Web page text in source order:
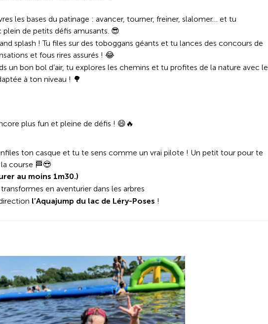
les bases du patinage : avancer, tourner, freiner, slalomer… et tu
de petits défis amusants. 😎
splash ! Tu files sur des toboggans géants et tu lances des concours de
et fous rires assurés ! 😂
un bon bol d’air, tu explores les chemins et tu profites de la nature avec le
à ton niveau ! 🌳
plus fun et pleine de défis ! 😄🔥
ton casque et tu te sens comme un vrai pilote ! Un petit tour pour te
course 🏁😎
au moins 1m30.)
en aventurier dans les arbres
l’Aquajump du lac de Léry-Poses !